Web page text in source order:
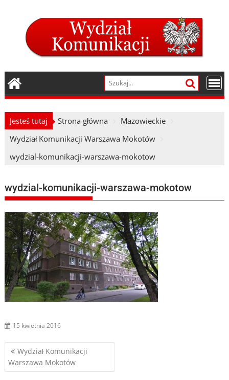
Jesteś tutaj Strona główna
Mazowieckie
Wydział Komunikacji Warszawa Mokotów
wydzial-komunikacji-warszawa-mokotow
wydzial-komunikacji-warszawa-mokotow
15 kwietnia 2016
Nawigacja
wpisu
Wydział Komunikacji
Warszawa Mokotów